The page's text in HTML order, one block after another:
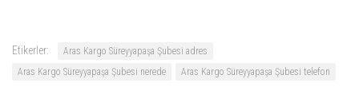
Etikerler:
Aras Kargo Süreyyapaşa Şubesi adres
Aras Kargo Süreyyapaşa Şubesi nerede
Aras Kargo Süreyyapaşa Şubesi telefon